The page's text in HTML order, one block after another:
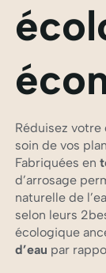
Réduisez votre
soin de vos
Fabriquées en
d’arrosage
naturelle de
selon leurs
écologique
d’eau par